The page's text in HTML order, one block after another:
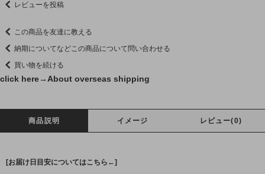
レビューを投稿
この商品を友達に教える
納期についてなどこの商品について問い合わせる
買い物を続ける
click here→About overseas shipping
商品説明 イメージ レビュー(0)
[お届け日目安についてはこちら←]